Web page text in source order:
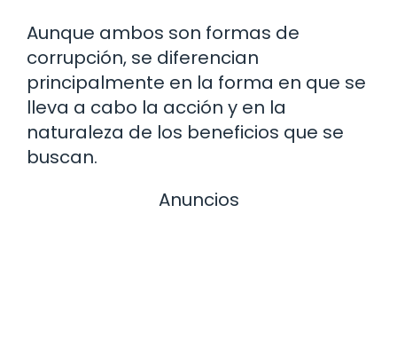
Aunque ambos son formas de
corrupción, se diferencian
principalmente en la forma en que se
lleva a cabo la acción y en la
naturaleza de los beneficios que se
buscan.
Anuncios